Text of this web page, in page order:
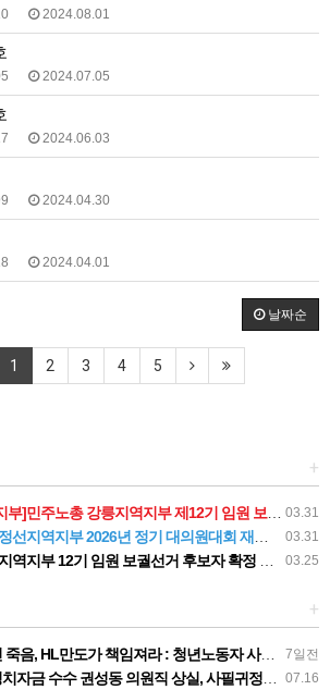
2024.08.01
2024.07.05
2024.06.03
2024.04.30
2024.04.01
날짜순
1 2 3 4 5
+
03.31
노총 강릉지역지부 제12기 임원 보궐선거결과 공고
03.31
지역지부 2026년 정기 대의원대회 재소집 건
03.25
지부 12기 임원 보궐선거 후보자 확정 공고
+
7일전
져라 : 청년노동자 사망사고의 철저한 진상규명과 재발방지 대책 마련하라
07.16
자금 수수 권성동 의원직 상실, 사필귀정이다